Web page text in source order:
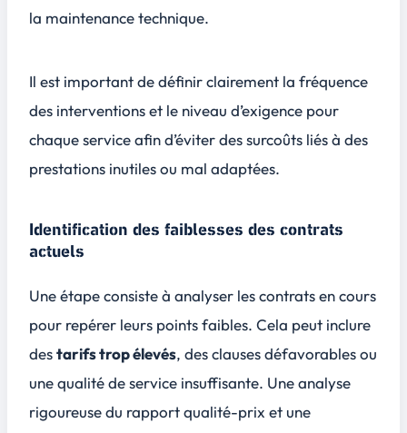
la maintenance technique.
Il est important de définir clairement la fréquence
des interventions et le niveau d’exigence pour
chaque service afin d’éviter des surcoûts liés à des
prestations inutiles ou mal adaptées.
Identification des faiblesses des contrats
actuels
Une étape consiste à analyser les contrats en cours
pour repérer leurs points faibles. Cela peut inclure
destarifs trop élevés, des clauses défavorables ou
une qualité de service insuffisante. Uneanalyse
rigoureusedu rapport qualité-prix et une